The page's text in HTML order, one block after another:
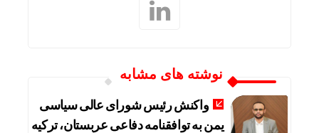
نوشته های مشابه
واکنش رئیس شورای عالی سیاسی
یمن به توافقنامه دفاعی عربستان، ترکیه